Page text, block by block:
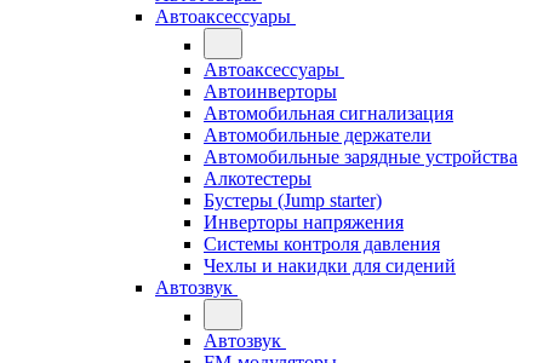
Автоаксессуары
Автоаксессуары
Автоинверторы
Автомобильная сигнализация
Автомобильные держатели
Автомобильные зарядные устройства
Алкотестеры
Бустеры (Jump starter)
Инверторы напряжения
Системы контроля давления
Чехлы и накидки для сидений
Автозвук
Автозвук